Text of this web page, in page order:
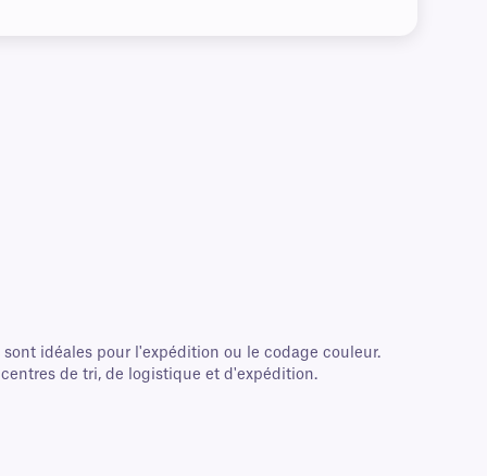
idéales pour l'expédition ou le codage couleur.
de tri, de logistique et d'expédition.